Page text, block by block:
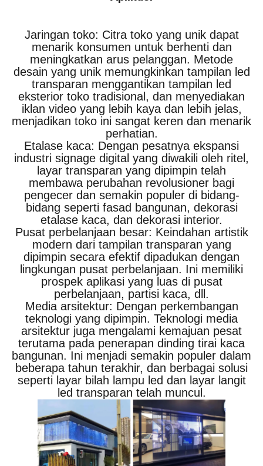
Jaringan toko: Citra toko yang unik dapat
menarik konsumen untuk berhenti dan
meningkatkan arus pelanggan. Metode
desain yang unik memungkinkan tampilan led
transparan menggantikan tampilan led
eksterior toko tradisional, dan menyediakan
iklan video yang lebih kaya dan lebih jelas,
menjadikan toko ini sangat keren dan menarik
perhatian.
Etalase kaca: Dengan pesatnya ekspansi
industri signage digital yang diwakili oleh ritel,
layar transparan yang dipimpin telah
membawa perubahan revolusioner bagi
pengecer dan semakin populer di bidang-
bidang seperti fasad bangunan, dekorasi
etalase kaca, dan dekorasi interior.
Pusat perbelanjaan besar: Keindahan artistik
modern dari tampilan transparan yang
dipimpin secara efektif dipadukan dengan
lingkungan pusat perbelanjaan. Ini memiliki
prospek aplikasi yang luas di pusat
perbelanjaan, partisi kaca, dll.
Media arsitektur: Dengan perkembangan
teknologi yang dipimpin. Teknologi media
arsitektur juga mengalami kemajuan pesat
terutama pada penerapan dinding tirai kaca
bangunan. Ini menjadi semakin populer dalam
beberapa tahun terakhir, dan berbagai solusi
seperti layar bilah lampu led dan layar langit
led transparan telah muncul.